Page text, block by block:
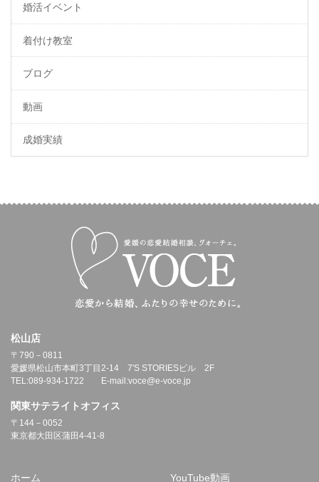
婚活イベント
着付け教室
ブログ
動画
成婚実績
松山店
〒790－0811
愛媛県松山市本町3丁目2-14 7'S STORIESビル 2F
TEL:089-934-1722 E-mail:voce@e-voce.jp
関東サテライトオフィス
〒144－0052
東京都大田区蒲田4-41-8
ホーム YouTube動画